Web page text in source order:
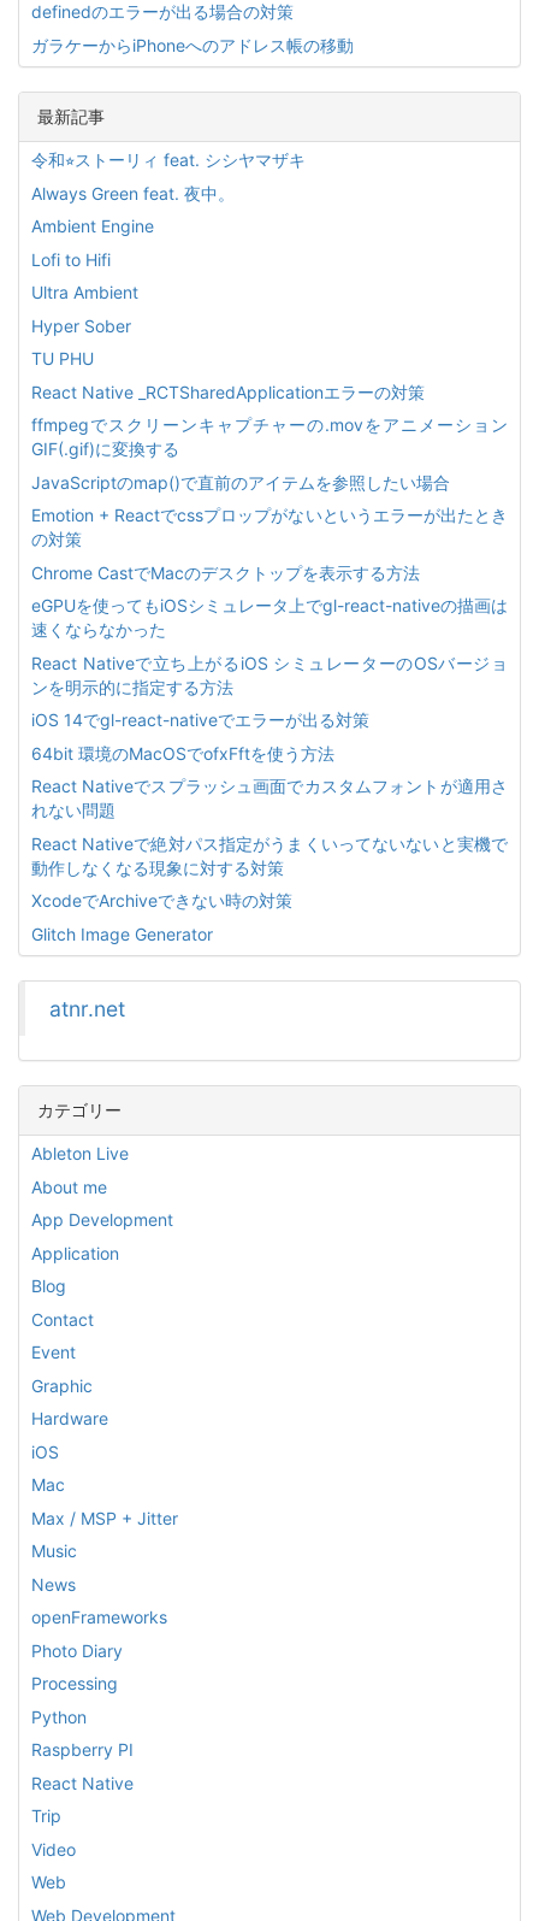
definedのエラーが出る場合の対策
ガラケーからiPhoneへのアドレス帳の移動
最新記事
令和⭐︎ストーリィ feat. シシヤマザキ
Always Green feat. 夜中。
Ambient Engine
Lofi to Hifi
Ultra Ambient
Hyper Sober
TU PHU
React Native _RCTSharedApplicationエラーの対策
ffmpegでスクリーンキャプチャーの.movをアニメーション
GIF(.gif)に変換する
JavaScriptのmap()で直前のアイテムを参照したい場合
Emotion + Reactでcssプロップがないというエラーが出たとき
の対策
Chrome CastでMacのデスクトップを表示する方法
eGPUを使ってもiOSシミュレータ上でgl-react-nativeの描画は
速くならなかった
React Nativeで立ち上がるiOS シミュレーターのOSバージョ
ンを明示的に指定する方法
iOS 14でgl-react-nativeでエラーが出る対策
64bit 環境のMacOSでofxFftを使う方法
React Nativeでスプラッシュ画面でカスタムフォントが適用さ
れない問題
React Nativeで絶対パス指定がうまくいってないないと実機で
動作しなくなる現象に対する対策
XcodeでArchiveできない時の対策
Glitch Image Generator
atnr.net
カテゴリー
Ableton Live
About me
App Development
Application
Blog
Contact
Event
Graphic
Hardware
iOS
Mac
Max / MSP + Jitter
Music
News
openFrameworks
Photo Diary
Processing
Python
Raspberry PI
React Native
Trip
Video
Web
Web Development